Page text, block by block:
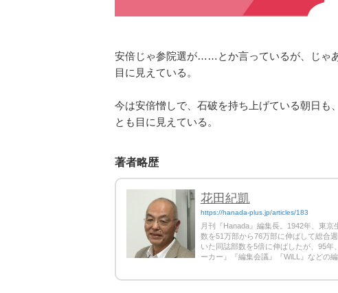
安倍じゃ参院選が……とか言っているが、じゃ
目に見えている。
今は安倍憎しで、石破を持ち上げている朝日も
とも目に見えている。
著者略歴
花田紀凱
https://hanada-plus.jp/articles/183
月刊『Hanada』編集長。1942年、東
数を51万部から76万部に伸ばして総合
いた同誌部数を5倍に伸ばしたが、95
ーカー』『編集会議』『WiLL』などの